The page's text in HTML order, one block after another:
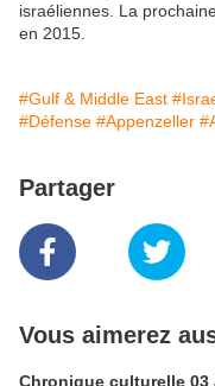
israéliennes. La
en 2015.
#Gulf & Middle East
#Défense #Appenzeller
Partager
Vous aimerez
Chronique culturelle 03